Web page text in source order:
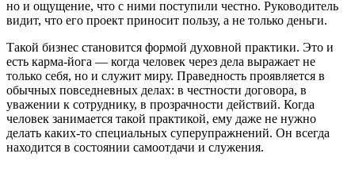
но и ощущение, что с ними поступили честно. Руководитель
видит, что его проект приносит пользу, а не только деньги.
Такой бизнес становится формой духовной практики. Это и
есть карма-йога — когда человек через дела выражает не
только себя, но и служит миру. Праведность проявляется в
обычных повседневных делах: в честности договора, в
уважении к сотруднику, в прозрачности действий. Когда
человек занимается такой практикой, ему даже не нужно
делать каких-то специальных суперупражнений. Он всегда
находится в состоянии самоотдачи и служения.